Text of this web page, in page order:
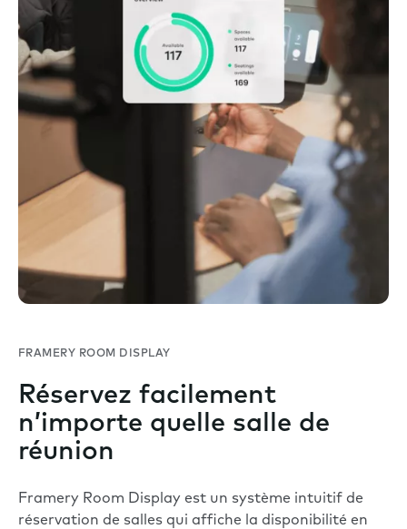
FRAMERY ROOM DISPLAY
Réservez facilement
n’importe quelle salle de
réunion
Framery Room Display est un système intuitif de
réservation de salles qui affiche la disponibilité en